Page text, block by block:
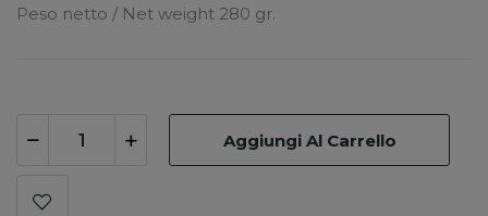
Peso netto / Net weight 280 gr.
Aggiungi Al Carrello